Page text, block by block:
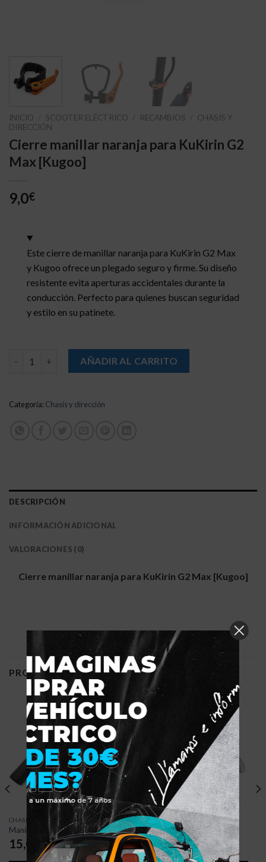
INICIO SCOOTER ELÉCTRICO RECAMBIOS
CHASIS Y
DIRECCIÓN
Cierre manillar naranja para KuKirin G2
Max [Kugoo]
9,0€
Este cierre de manillar naranja para KuKirin G2 Max
y Kugoo ofrece un plegado seguro y firme. Su diseño
resistente evita aperturas accidentales durante la
conducción. Perfecto para quienes buscan seguridad
y estilo en su patinete.
Cierre manillar naranja para KuKirin G2 Max [Kugoo] cantidad
AÑADIR AL CARRITO
Categoría: Chasis y dirección
DESCRIPCIÓN
INFORMACIÓN ADICIONAL
VALORACIONES (0)
Cierre manillar naranja para KuKirin G2 Max [Kugoo]
PRODUCTOS RELACIONADOS
CHASIS Y DIRECCIÓN
Manillar para niños con luz
15,0
CHASIS Y DIRECCIÓN
Caballete – Pata de Cabra
7,0€